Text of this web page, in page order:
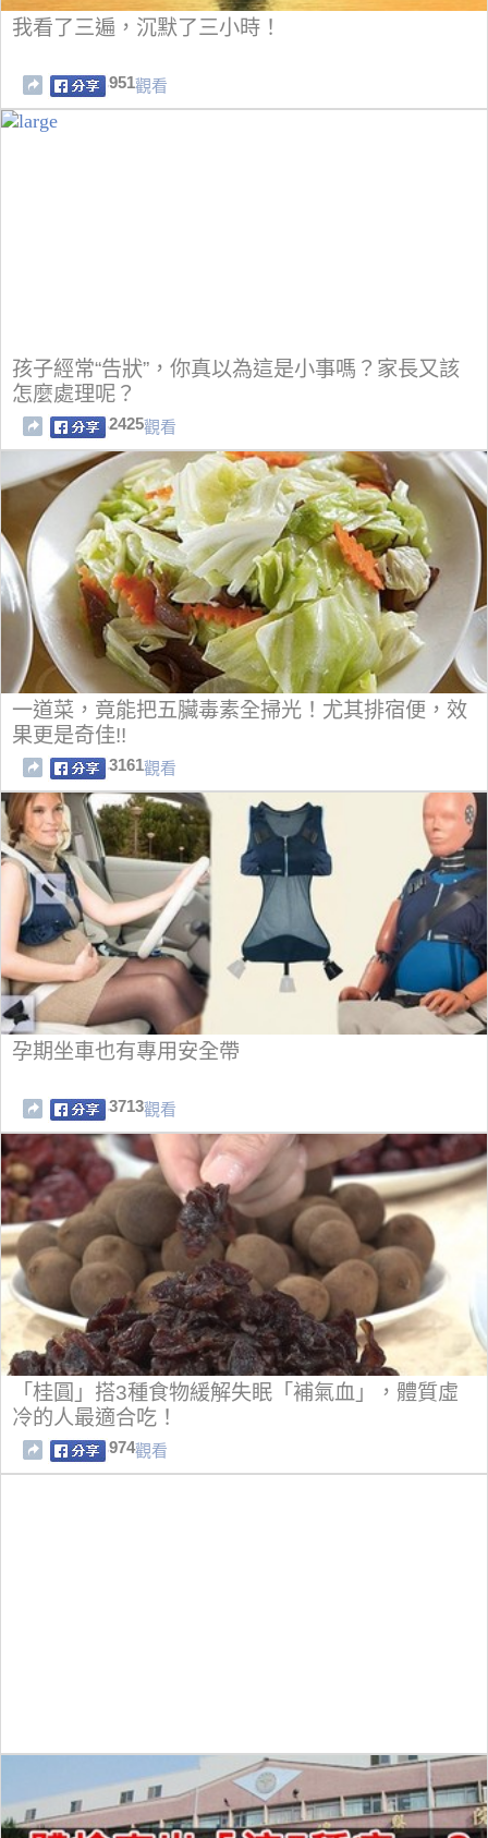
我看了三遍，沉默了三小時！
951觀看
孩子經常“告狀”，你真以為這是小事嗎？家長又該
怎麼處理呢？
2425觀看
一道菜，竟能把五臟毒素全掃光！尤其排宿便，效
果更是奇佳!!
3161觀看
孕期坐車也有專用安全帶
3713觀看
「桂圓」搭3種食物緩解失眠「補氣血」，體質虛
冷的人最適合吃！
974觀看